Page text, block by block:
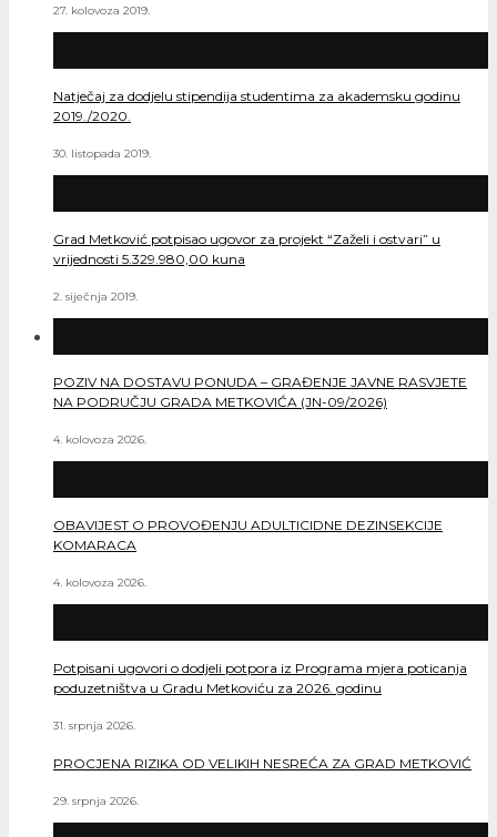
27. kolovoza 2019.
Natječaj za dodjelu stipendija studentima za akademsku godinu
2019./2020.
30. listopada 2019.
Grad Metković potpisao ugovor za projekt “Zaželi i ostvari” u
vrijednosti 5.329.980,00 kuna
2. siječnja 2019.
POZIV NA DOSTAVU PONUDA – GRAĐENJE JAVNE RASVJETE
NA PODRUČJU GRADA METKOVIĆA (JN-09/2026)
4. kolovoza 2026.
OBAVIJEST O PROVOĐENJU ADULTICIDNE DEZINSEKCIJE
KOMARACA
4. kolovoza 2026.
Potpisani ugovori o dodjeli potpora iz Programa mjera poticanja
poduzetništva u Gradu Metkoviću za 2026. godinu
31. srpnja 2026.
PROCJENA RIZIKA OD VELIKIH NESREĆA ZA GRAD METKOVIĆ
29. srpnja 2026.